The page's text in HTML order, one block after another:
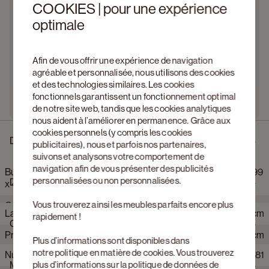
COOKIES | pour une expérience
optimale
Afin de vous offrir une expérience de navigation
agréable et personnalisée, nous utilisons des cookies
et des technologies similaires. Les cookies
fonctionnels garantissent un fonctionnement optimal
de notre site web, tandis que les cookies analytiques
nous aident à l’améliorer en permanence. Grâce aux
cookies personnels (y compris les cookies
publicitaires), nous et parfois nos partenaires,
suivons et analysons votre comportement de
navigation afin de vous présenter des publicités
personnalisées ou non personnalisées.
Vous trouverez ainsi les meubles parfaits encore plus
rapidement !
Plus d’informations sont disponibles dans
notrepolitique en matière de cookies. Vous trouverez
plus d’informations sur la politique de données de
Description
Buffet Grivolo en chêne couleur naturelle avec pieds ronds 299
x 45 x 84 cm
Grivolo se caractérise par des lignes droites et une façade
rainurée dans un placage de qualité supérieure. Les fines
cannelures apportent de la profondeur et jouent délicatement
avec la lumière. Derrière les panneaux rainurés se cache un
agencement bien pensé. Les tiroirs et les portes sont intégrés
discrètement, de sorte que l’ensemble reste épuré et clair. Du
Dimensions
Largeur
299 cm
Profondeur
45 cm
Hauteur
84 cm
Caractéristiques
Numéro d'article Web
605954+94181
Matériaux et couleur